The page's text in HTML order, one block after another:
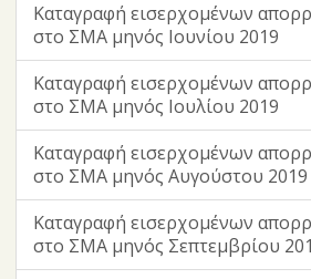
Καταγραφή εισερχομένων
στο ΣΜΑ μηνός Ιουνίου 2019
Καταγραφή εισερχομένων
στο ΣΜΑ μηνός Ιουλίου 2019
Καταγραφή εισερχομένων
στο ΣΜΑ μηνός Αυγούστου 2019
Καταγραφή εισερχομένων
στο ΣΜΑ μηνός Σεπτεμβρίου